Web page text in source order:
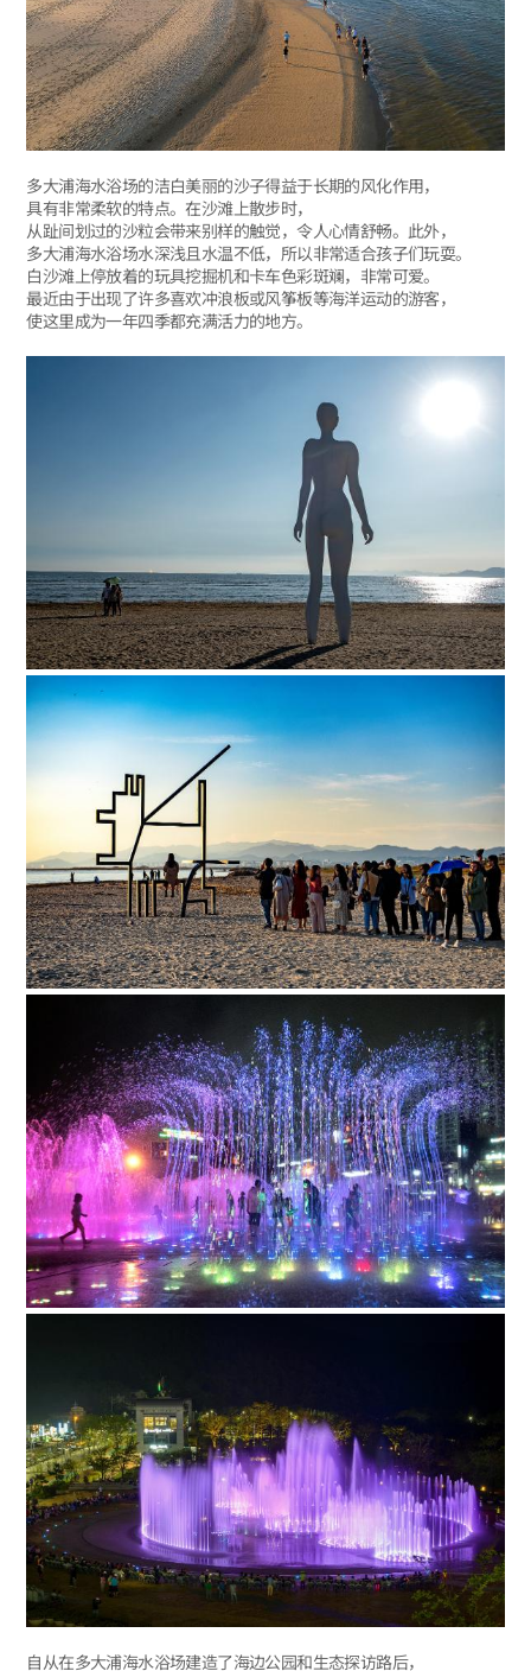
多大浦海水浴场的洁白美丽的沙子得益于长期的风化作用，
具有非常柔软的特点。在沙滩上散步时，
从趾间划过的沙粒会带来别样的触觉，令人心情舒畅。此外，
多大浦海水浴场水深浅且水温不低，所以非常适合孩子们玩耍。
白沙滩上停放着的玩具挖掘机和卡车色彩斑斓，非常可爱。
最近由于出现了许多喜欢冲浪板或风筝板等海洋运动的游客，
使这里成为一年四季都充满活力的地方。
自从在多大浦海水浴场建造了海边公园和生态探访路后，